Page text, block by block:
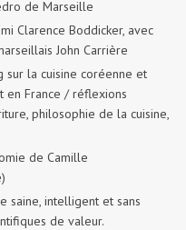
de Marseille
Clarence Boddicker, avec
John Carrière
sur la cuisine coréenne et
en France / réflexions
philosophie de la cuisine,
de Camille
saine, intelligent et sans
de valeur.